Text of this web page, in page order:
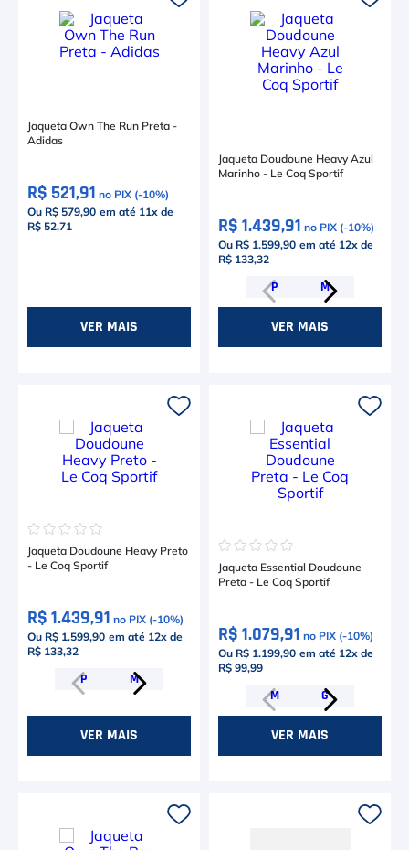
Jaqueta Own The Run Preta -
Adidas
R$ 521,91 no PIX (-10%)
Ou R$ 579,90 em até 11x de
R$ 52,71
VER MAIS
Jaqueta Doudoune Heavy Azul
Marinho - Le Coq Sportif
R$ 1.439,91 no PIX (-10%)
Ou R$ 1.599,90 em até 12x de
R$ 133,32
P M
VER MAIS
☆☆☆☆☆
Jaqueta Doudoune Heavy Preto
- Le Coq Sportif
R$ 1.439,91 no PIX (-10%)
Ou R$ 1.599,90 em até 12x de
R$ 133,32
P M
VER MAIS
☆☆☆☆☆
Jaqueta Essential Doudoune
Preta - Le Coq Sportif
R$ 1.079,91 no PIX (-10%)
Ou R$ 1.199,90 em até 12x de
R$ 99,99
M G
VER MAIS